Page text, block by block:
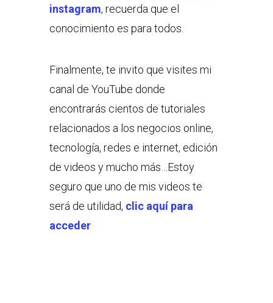
instagram, recuerda que el
conocimiento es para todos.
Finalmente, te invito que visites mi
canal de YouTube donde
encontrarás cientos de tutoriales
relacionados a los negocios online,
tecnología, redes e internet, edición
de videos y mucho más…Estoy
seguro que uno de mis videos te
será de utilidad, clic aquí para
acceder